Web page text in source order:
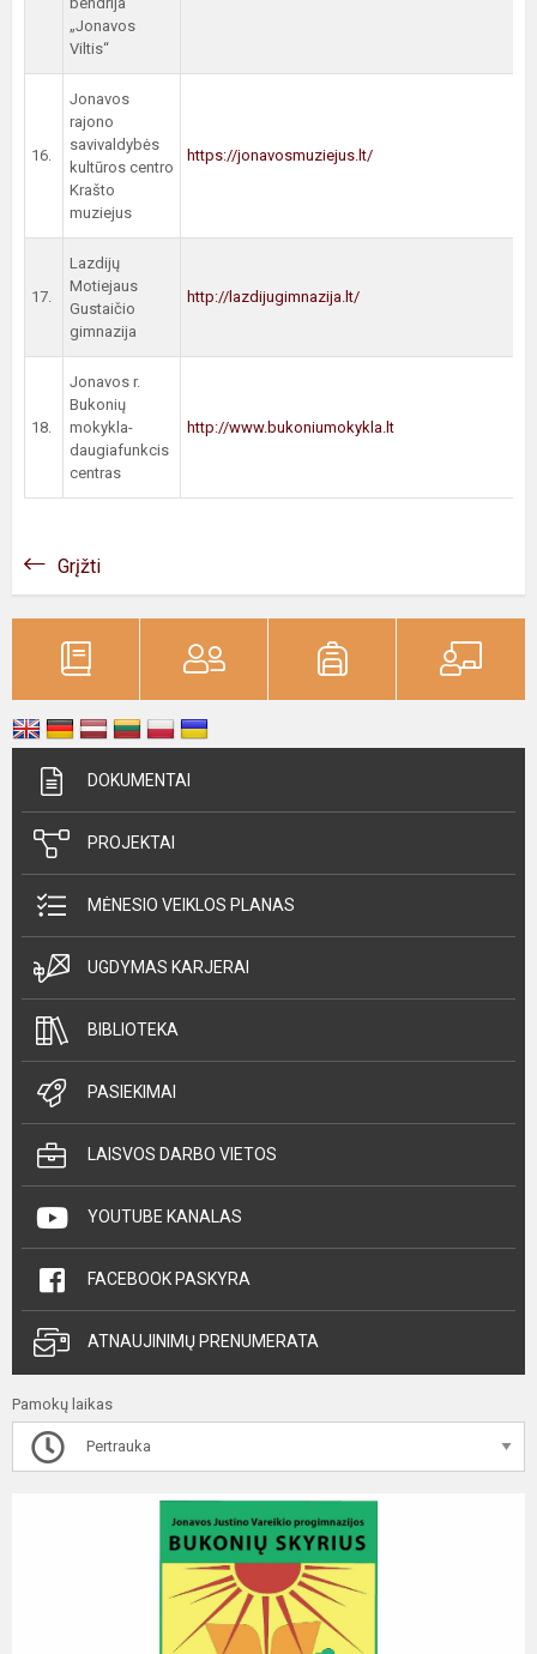
„Jonavos
Viltis“
16.
Jonavos
rajono
savivaldybės
kultūros centro
Krašto
muziejus
https://jonavosmuziejus.lt/
17.
Lazdijų
Motiejaus
Gustaičio
gimnazija
http://lazdijugimnazija.lt/
18.
Jonavos r.
Bukonių
mokykla-
daugiafunkcis
centras
http://www.bukoniumokykla.lt
Grįžti
DOKUMENTAI
PROJEKTAI
MĖNESIO VEIKLOS PLANAS
UGDYMAS KARJERAI
BIBLIOTEKA
PASIEKIMAI
LAISVOS DARBO VIETOS
YOUTUBE KANALAS
FACEBOOK PASKYRA
ATNAUJINIMŲ PRENUMERATA
Pamokų laikas
Pertrauka